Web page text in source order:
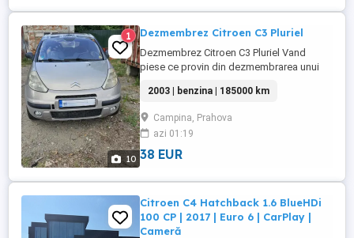
10
1 Dezmembrez Citroen C3 Pluriel
Dezmembrez Citroen C3 Pluriel Vand
piese ce provin din dezmembrarea unui
senzodrive, manuala robotizata) motor
1.6 16v, cod NFU. 1. Calculator central
(BSI) - 200 lei 2. Cutie sigurante motor
(BSM) - 200 lei 3. Calculator motor (ECU) -
200 lei 4. Actuator ambreiaj ...
2003 | benzina | 185000 km
Campina, Prahova
azi 01:19
38 EUR
Citroen C4 Hatchback 1.6 BlueHDi
100 CP | 2017 | Euro 6 | CarPlay |
Cameră